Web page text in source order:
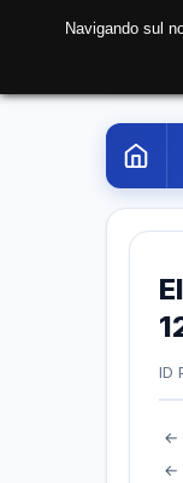
ID
←
←
Navigando sul